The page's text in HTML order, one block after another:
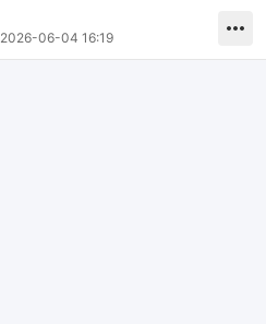
2026-06-04 16:19